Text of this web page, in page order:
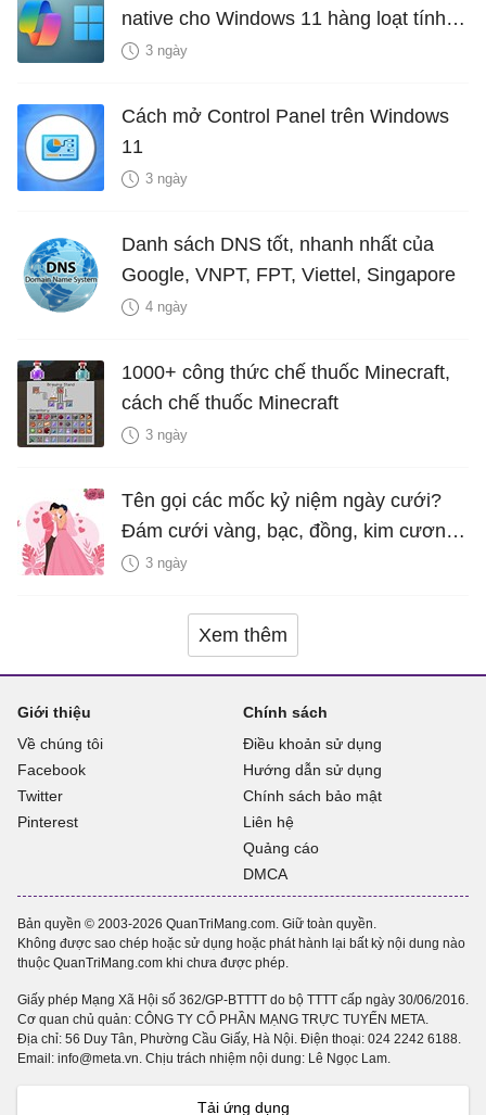
native cho Windows 11 hàng loạt tính
năng mới Hữu Ích
3 ngày
Cách mở Control Panel trên Windows
11
3 ngày
Danh sách DNS tốt, nhanh nhất của
Google, VNPT, FPT, Viettel, Singapore
4 ngày
1000+ công thức chế thuốc Minecraft,
cách chế thuốc Minecraft
3 ngày
Tên gọi các mốc kỷ niệm ngày cưới?
Đám cưới vàng, bạc, đồng, kim cương
là bao nhiêu năm?
3 ngày
Xem thêm
Giới thiệu
Về chúng tôi
Facebook
Twitter
Pinterest
Chính sách
Điều khoản sử dụng
Hướng dẫn sử dụng
Chính sách bảo mật
Liên hệ
Quảng cáo
DMCA
Bản quyền © 2003-2026 QuanTriMang.com. Giữ toàn quyền.
Không được sao chép hoặc sử dụng hoặc phát hành lại bất kỳ nội dung nào
thuộc QuanTriMang.com khi chưa được phép.
Giấy phép Mạng Xã Hội số 362/GP-BTTTT do bộ TTTT cấp ngày 30/06/2016.
Cơ quan chủ quản: CÔNG TY CỔ PHẦN MẠNG TRỰC TUYẾN META.
Địa chỉ: 56 Duy Tân, Phường Cầu Giấy, Hà Nội. Điện thoại: 024 2242 6188.
Email: info@meta.vn. Chịu trách nhiệm nội dung: Lê Ngọc Lam.
Tải ứng dụng